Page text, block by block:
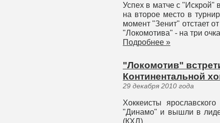
Успех в матче с
на второе место в
момент "Зенит" отстает
"Локомотива" - на три
Подробнее »
"Локомотив"
Континентальной
29 декабря 2010 года
Хоккеисты
"Динамо" и вышли в
(КХЛ).